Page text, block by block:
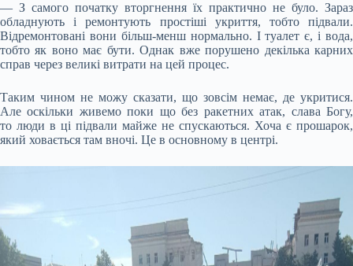
— З самого початку вторгнення їх практично не було. Зараз
обладнують і ремонтують простіші укриття, тобто підвали.
Відремонтовані вони більш-менш нормально. І туалет є, і вода,
тобто як воно має бути. Однак вже порушено декілька карних
справ через великі витрати на цей процес.
Таким чином не можу сказати, що зовсім немає, де укритися.
Але оскільки живемо поки що без ракетних атак, слава Богу,
то люди в ці підвали майже не спускаються. Хоча є прошарок,
який ховається там вночі. Це в основному в центрі.